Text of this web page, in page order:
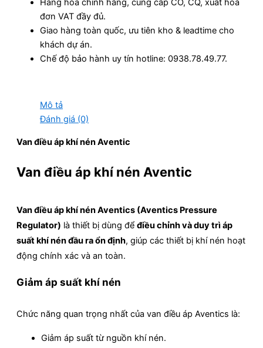
Hàng hóa chính hãng, cung cấp CO, CQ, xuất hoá
đơn VAT đầy đủ.
Giao hàng toàn quốc, ưu tiên kho & leadtime cho
khách dự án.
Chế độ bảo hành uy tín hotline: 0938.78.49.77.
Mô tả
Đánh giá (0)
Van điều áp khí nén Aventic
Van điều áp khí nén Aventic
Van điều áp khí nén Aventics (Aventics Pressure
Regulator) là thiết bị dùng để điều chỉnh và duy trì áp
suất khí nén đầu ra ổn định, giúp các thiết bị khí nén hoạt
động chính xác và an toàn.
Giảm áp suất khí nén
Chức năng quan trọng nhất của van điều áp Aventics là:
Giảm áp suất từ nguồn khí nén.